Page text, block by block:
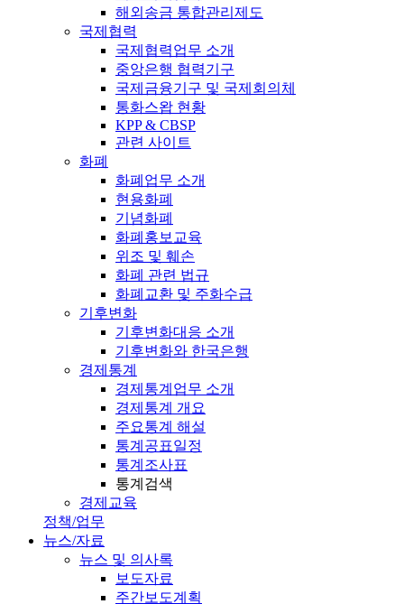
해외송금 통합관리제도
국제협력
국제협력업무 소개
중앙은행 협력기구
국제금융기구 및 국제회의체
통화스왑 현황
KPP & CBSP
관련 사이트
화폐
화폐업무 소개
현용화폐
기념화폐
화폐홍보교육
위조 및 훼손
화폐 관련 법규
화폐교환 및 주화수급
기후변화
기후변화대응 소개
기후변화와 한국은행
경제통계
경제통계업무 소개
경제통계 개요
주요통계 해설
통계공표일정
통계조사표
통계검색
경제교육
정책/업무
뉴스/자료
뉴스 및 의사록
보도자료
주간보도계획